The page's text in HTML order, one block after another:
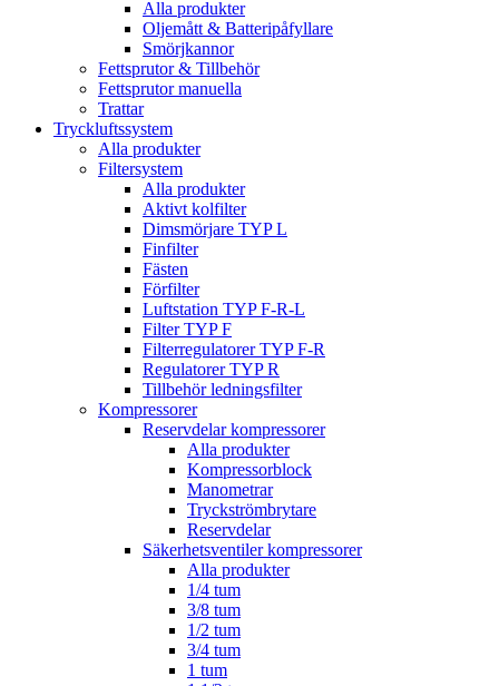
Alla produkter
Oljemått & Batteripåfyllare
Smörjkannor
Fettsprutor & Tillbehör
Fettsprutor manuella
Trattar
Tryckluftssystem
Alla produkter
Filtersystem
Alla produkter
Aktivt kolfilter
Dimsmörjare TYP L
Finfilter
Fästen
Förfilter
Luftstation TYP F-R-L
Filter TYP F
Filterregulatorer TYP F-R
Regulatorer TYP R
Tillbehör ledningsfilter
Kompressorer
Reservdelar kompressorer
Alla produkter
Kompressorblock
Manometrar
Tryckströmbrytare
Reservdelar
Säkerhetsventiler kompressorer
Alla produkter
1/4 tum
3/8 tum
1/2 tum
3/4 tum
1 tum